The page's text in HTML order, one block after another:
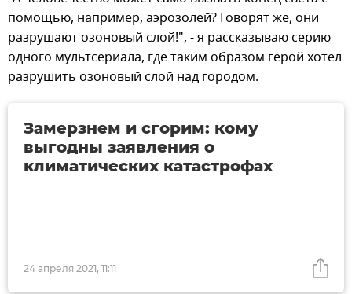
помощью, например, аэрозолей? Говорят же, они
разрушают озоновый слой!", - я рассказываю серию
одного мультсериала, где таким образом герой хотел
разрушить озоновый слой над городом.
24 апреля 2021, 11:11
Замерзнем и сгорим: кому
выгодны заявления о
климатических катастрофах